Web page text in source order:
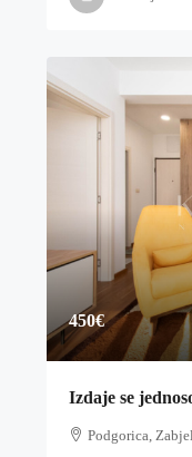
450€
Izdaje se
Podgorica,